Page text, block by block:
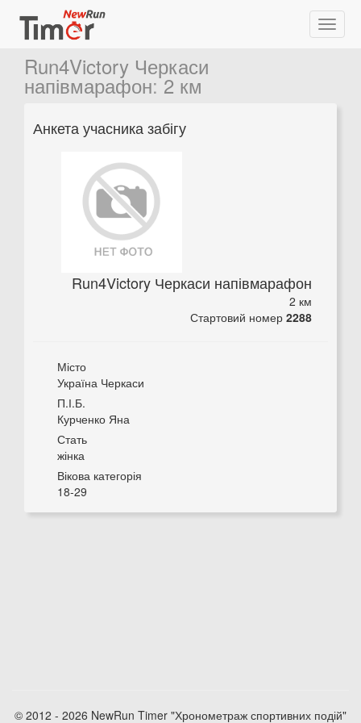
Run4Victory Черкаси
напівмарафон:2 км
Анкета учасника забігу
Run4Victory Черкаси напівмарафон
2 км
Стартовий номер 2288
Місто
Україна Черкаси
П.І.Б.
Курченко Яна
Стать
жінка
Вікова категорія
18-29
© 2012 - 2026 NewRun Timer "Хронометраж спортивних подій"